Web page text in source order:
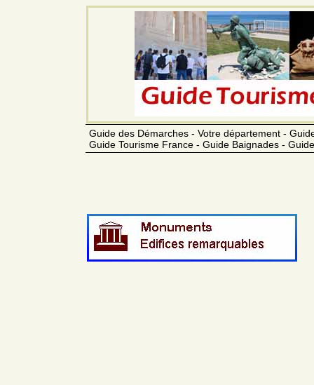
Guide des Démarches - Votre département -
Guide Tourisme France - Guide Baignades -